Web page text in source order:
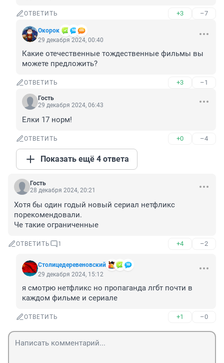
ОТВЕТИТЬ +3 –7
Окорок
29 декабря 2024, 00:40
Какие отечественные тождественные фильмы вы
можете предложить?
ОТВЕТИТЬ +3 –1
Гость
29 декабря 2024, 06:43
Елки 17 норм!
ОТВЕТИТЬ +0 –4
Показать ещё 4 ответа
Гость
28 декабря 2024, 20:21
Хотя бы один годый новый сериал нетфликс
порекомендовали.
Че такие ограниченные
ОТВЕТИТЬ 1 +4 –2
Столицедеревеновский
29 декабря 2024, 15:12
я смотрю нетфликс но пропаганда лгбт почти в
каждом фильме и сериале
ОТВЕТИТЬ +1 –0